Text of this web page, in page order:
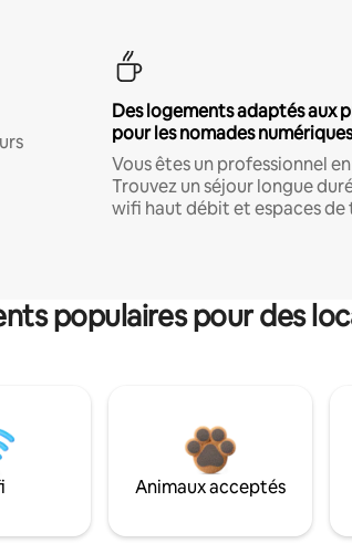
Des logements adaptés aux
pour les nomades numériques
Vous êtes un professionnel
Trouvez un séjour longue
wifi haut débit et espaces de
populaires pour des
Animaux acceptés